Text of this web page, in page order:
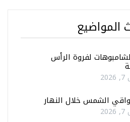
المواضيع
لفروة الرأس
الشمس خلال النهار